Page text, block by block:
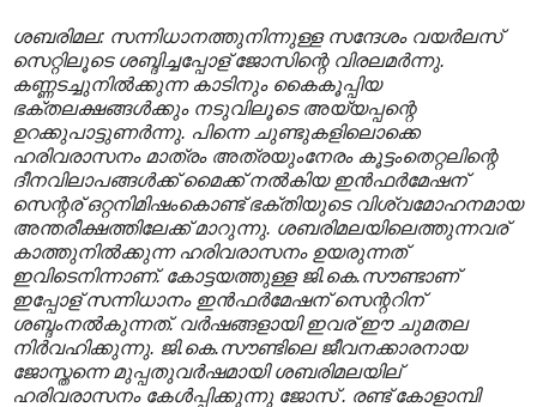
ശബരിമല: സന്നിധാനത്തുനിന്നുള്ള സന്ദേശം വയര്‍ലസ്
സെറ്റിലൂടെ ശബ്ദിച്ചപ്പോള് ജോസിന്റെ വിരലമര്‍ന്നു.
കണ്ണടച്ചുനില്‍ക്കുന്ന കാടിനും കൈകൂപ്പിയ
ഭക്തലക്ഷങ്ങള്‍ക്കും നടുവിലൂടെ അയ്യപ്പന്റെ
ഉറക്കുപാട്ടുണര്‍ന്നു. പിന്നെ ചുണ്ടുകളിലൊക്കെ
ഹരിവരാസനം മാത്രം അത്രയുംനേരം കൂട്ടംതെറ്റലിന്റെ
ദീനവിലാപങ്ങള്‍ക്ക് മൈക്ക് നല്‍കിയ ഇന്‍ഫര്‍മേഷന്
സെന്റര് ഒറ്റനിമിഷംകൊണ്ട് ഭക്തിയുടെ വിശ്വമോഹനമായ
അന്തരീക്ഷത്തിലേക്ക് മാറുന്നു. ശബരിമലയിലെത്തുന്നവര്
കാത്തുനില്‍ക്കുന്ന ഹരിവരാസനം ഉയരുന്നത്
ഇവിടെനിന്നാണ്. കോട്ടയത്തുള്ള ജി.കെ.സൗണ്ടാണ്
ഇപ്പോള് സന്നിധാനം ഇന്‍ഫര്‍മേഷന് സെന്ററിന്
ശബ്ദംനല്‍കുന്നത്. വര്‍ഷങ്ങളായി ഇവര് ഈ ചുമതല
നിര്‍വഹിക്കുന്നു. ജി.കെ.സൗണ്ടിലെ ജീവനക്കാരനായ
ജോസ്തന്നെ മുപ്പതുവര്‍ഷമായിശബരിമലയില്
ഹരിവരാസനം കേള്‍പ്പിക്കുന്നു ജോസ് . രണ്ട് കോളാമ്പി